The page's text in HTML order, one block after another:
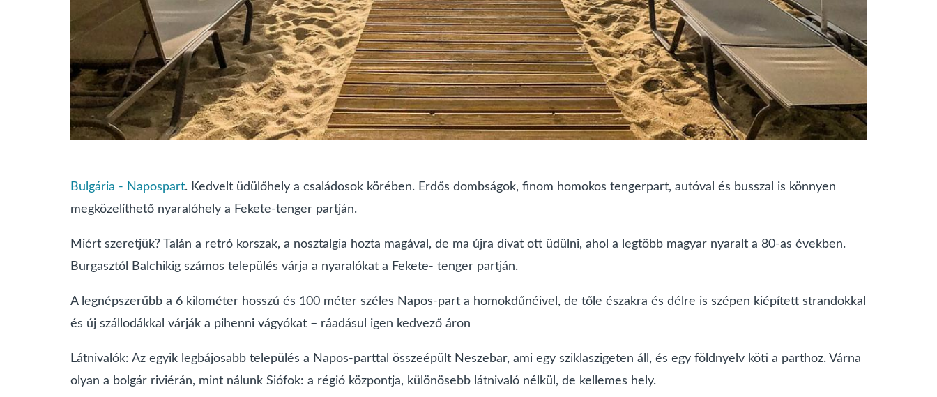
Bulgária - Napospart. Kedvelt üdülőhely a családosok körében. Erdős dombságok, finom homokos tengerpart, autóval és busszal is könnyen
megközelíthető nyaralóhely a Fekete-tenger partján.
Miért szeretjük? Talán a retró korszak, a nosztalgia hozta magával, de ma újra divat ott üdülni, ahol a legtöbb magyar nyaralt a 80-as években.
Burgasztól Balchikig számos település várja a nyaralókat a Fekete- tenger partján.
A legnépszerűbb a 6 kilométer hosszú és 100 méter széles Napos-part a homokdűnéivel, de tőle északra és délre is szépen kiépített strandokkal
és új szállodákkal várják a pihenni vágyókat – ráadásul igen kedvező áron
Látnivalók: Az egyik legbájosabb település a Napos-parttal összeépült Neszebar, ami egy sziklaszigeten áll, és egy földnyelv köti a parthoz. Várna
olyan a bolgár riviérán, mint nálunk Siófok: a régió központja, különösebb látnivaló nélkül, de kellemes hely.